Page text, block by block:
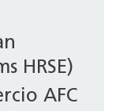
HRSE)
AFC